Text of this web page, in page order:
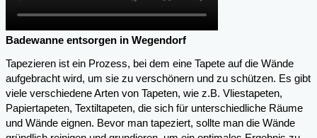
Badewanne entsorgen in Wegendorf
Tapezieren ist ein Prozess, bei dem eine Tapete auf die Wände
aufgebracht wird, um sie zu verschönern und zu schützen. Es gibt
viele verschiedene Arten von Tapeten, wie z.B. Vliestapeten,
Papiertapeten, Textiltapeten, die sich für unterschiedliche Räume
und Wände eignen. Bevor man tapeziert, sollte man die Wände